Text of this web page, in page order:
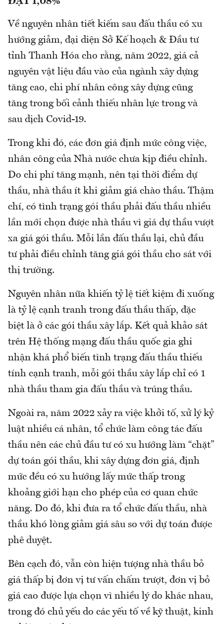
Về nguyên nhân tiết kiếm sau đấu thầu có xu
hướng giảm, đại diện Sở Kế hoạch & Đầu tư
tỉnh Thanh Hóa cho rằng, năm 2022, giá cả
nguyên vật liệu đầu vào của ngành xây dựng
tăng cao, chi phí nhân công xây dựng cũng
tăng trong bối cảnh thiếu nhân lực trong và
sau dịch Covid-19.
Trong khi đó, các đơn giá định mức công việc,
nhân công của Nhà nước chưa kịp điều chỉnh.
Do chi phí tăng mạnh, nên tại thời điểm dự
thầu, nhà thầu ít khi giảm giá chào thầu. Thậm
chí, có tình trạng gói thầu phải đấu thầu nhiều
lần mới chọn được nhà thầu vì giá dự thầu vượt
xa giá gói thầu. Mỗi lần đấu thầu lại, chủ đầu
tư phải điều chỉnh tăng giá gói thầu cho sát với
thị trường.
Nguyên nhân nữa khiến tỷ lệ tiết kiệm đi xuống
là tỷ lệ cạnh tranh trong đấu thầu thấp, đặc
biệt là ở các gói thầu xây lắp. Kết quả khảo sát
trên Hệ thống mạng đấu thầu quốc gia ghi
nhận khá phổ biến tình trạng đấu thầu thiếu
tính cạnh tranh, mỗi gói thầu xây lắp chỉ có 1
nhà thầu tham gia đấu thầu và trúng thầu.
Ngoài ra, năm 2022 xảy ra việc khởi tố, xử lý kỷ
luật nhiều cá nhân, tổ chức làm công tác đấu
thầu nên các chủ đầu tư có xu hướng làm “chặt”
dự toán gói thầu, khi xây dựng đơn giá, định
mức đều có xu hướng lấy mức thấp trong
khoảng giới hạn cho phép của cơ quan chức
năng. Do đó, khi đưa ra tổ chức đấu thầu, nhà
thầu khó lòng giảm giá sâu so với dự toán được
phê duyệt.
Bên cạch đó, vẫn còn hiện tượng nhà thầu bỏ
giá thấp bị đơn vị tư vấn chấm trượt, đơn vị bỏ
giá cao được lựa chọn vì nhiều lý do khác nhau,
trong đó chủ yếu do các yếu tố về kỹ thuật, kinh